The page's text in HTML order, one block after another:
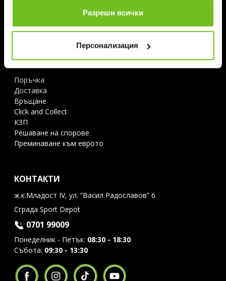
Разреши всички
Персонализация
Контакти
ИНФОРМАЦИЯ И ПОМОЩ
Поръчка
Доставка
Връщане
Click and Collect
КЗП
Решаване на спорове
Преминаване към еврото
КОНТАКТИ
ж.к.Младост IV, ул. “Васил Радославов” 6
Сграда Sport Depot
0701 99009
Понеделник - Петък: 08:30 - 18:30
Събота: 09:30 - 13:30